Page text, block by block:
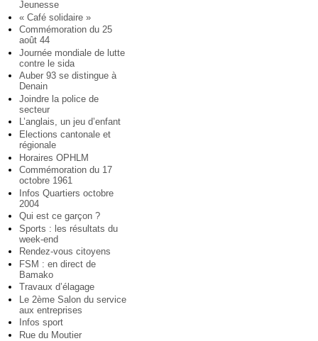
Jeunesse
« Café solidaire »
Commémoration du 25
août 44
Journée mondiale de lutte
contre le sida
Auber 93 se distingue à
Denain
Joindre la police de
secteur
L’anglais, un jeu d’enfant
Elections cantonale et
régionale
Horaires OPHLM
Commémoration du 17
octobre 1961
Infos Quartiers octobre
2004
Qui est ce garçon ?
Sports : les résultats du
week-end
Rendez-vous citoyens
FSM : en direct de
Bamako
Travaux d’élagage
Le 2ème Salon du service
aux entreprises
Infos sport
Rue du Moutier